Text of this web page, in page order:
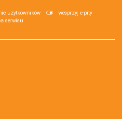
użytkowników
wesprzyj e-pity
serwisu